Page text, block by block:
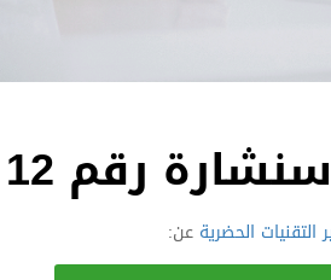
رقم 12
التقنيات الحضرية عن: